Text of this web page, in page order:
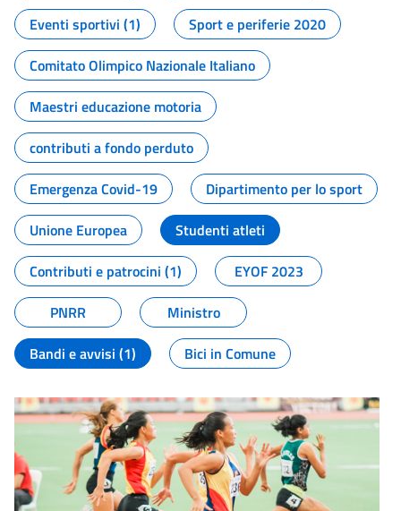
Eventi sportivi (1)
Sport e periferie 2020
Comitato Olimpico Nazionale Italiano
Maestri educazione motoria
contributi a fondo perduto
Emergenza Covid-19
Dipartimento per lo sport
Unione Europea
Studenti atleti
Contributi e patrocini (1)
EYOF 2023
PNRR
Ministro
Bandi e avvisi (1)
Bici in Comune